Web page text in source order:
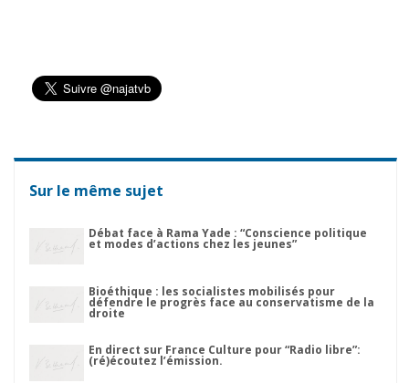
Sur le même sujet
Débat face à Rama Yade : “Conscience politique
et modes d’actions chez les jeunes”
Bioéthique : les socialistes mobilisés pour
défendre le progrès face au conservatisme de la
droite
En direct sur France Culture pour “Radio libre”:
(ré)écoutez l’émission.